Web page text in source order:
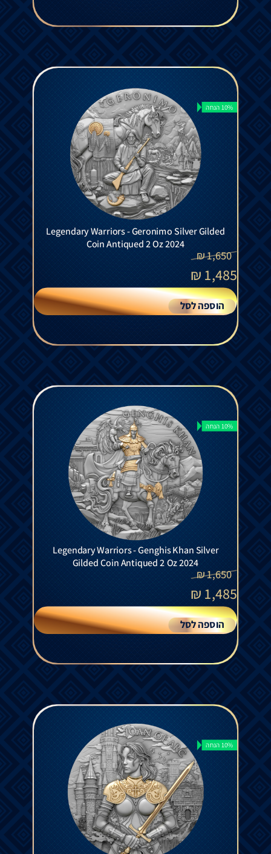
10% הנחה
Legendary Warriors - Geronimo Silver Gilded
Coin Antiqued 2 Oz 2024
1,650
₪
1,485
₪
הוספה לסל
10% הנחה
Legendary Warriors - Genghis Khan Silver
Gilded Coin Antiqued 2 Oz 2024
1,650
₪
1,485
₪
הוספה לסל
10% הנחה